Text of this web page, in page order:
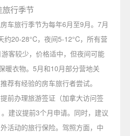
行季节
车旅行季节为每年6月至9月。7月
约20-28°C，夜间5-12°C，所有营
客较少，价格适中，但夜间可能
暖衣物。5月和10月部分营地关
荐有经验的房车旅行者尝试。
前办理旅游签证（加拿大访问签
建议提前3个月申请。同时，建议
活动的旅行保险。驾照方面，中